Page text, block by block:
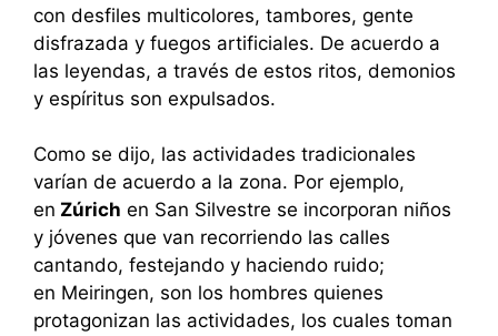
con desfiles multicolores, tambores, gente
disfrazada y fuegos artificiales. De acuerdo a
las leyendas, a través de estos ritos, demonios
y espíritus son expulsados.
Como se dijo, las actividades tradicionales
varían de acuerdo a la zona. Por ejemplo,
en Zúrich en San Silvestre se incorporan niños
y jóvenes que van recorriendo las calles
cantando, festejando y haciendo ruido;
en Meiringen, son los hombres quienes
protagonizan las actividades, los cuales toman